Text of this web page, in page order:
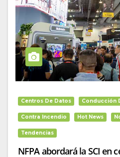
Centros De Datos Conducción
Contra Incendio Hot News
Tendencias
NFPA abordará la SCI en